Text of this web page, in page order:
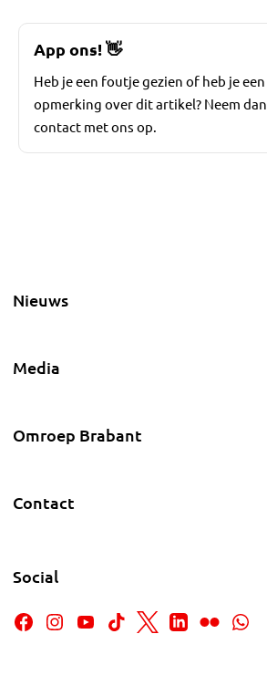
App ons!👋
Heb je een foutje gezien of heb je een
opmerking over dit artikel? Neem dan
contact met ons op.
Nieuws
Media
Omroep Brabant
Contact
Social